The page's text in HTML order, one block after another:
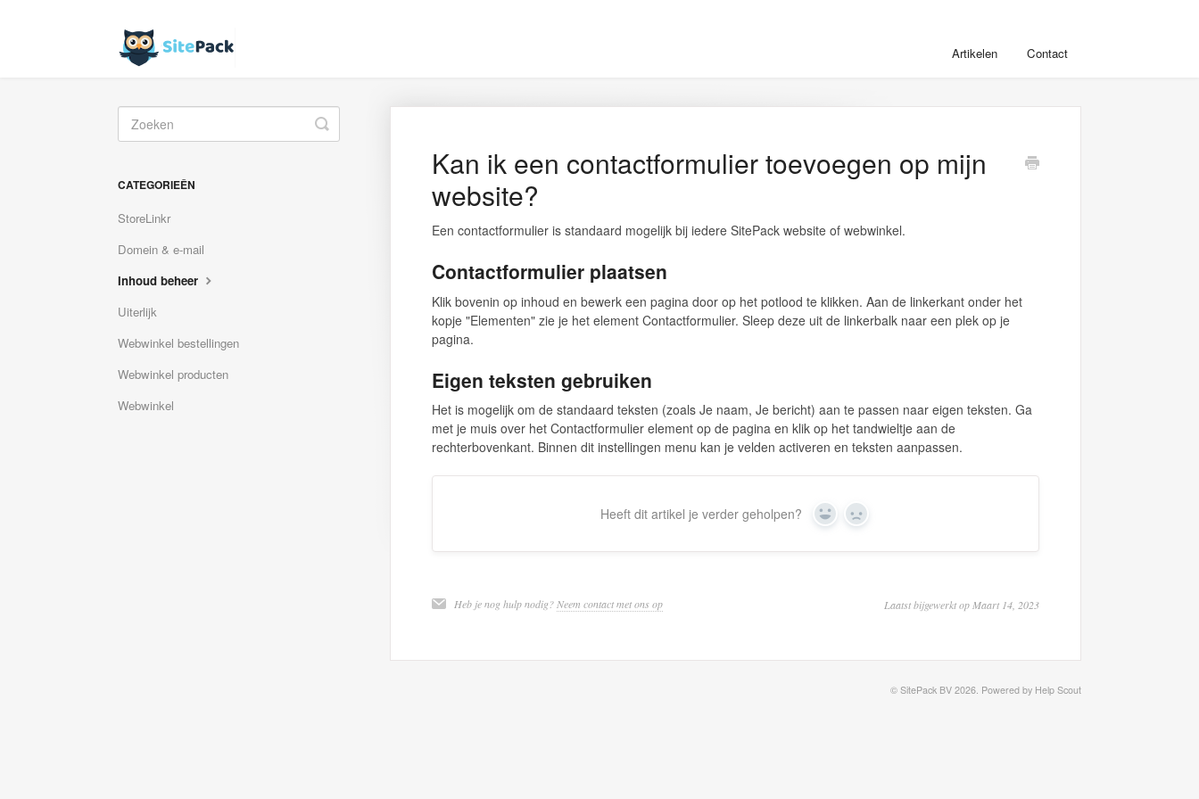
Artikelen Contact
Kan ik een contactformulier toevoegen op mijn
website?
Een contactformulier is standaard mogelijk bij iedere SitePack website of webwinkel.
Contactformulier plaatsen
Klik bovenin op inhoud en bewerk een pagina door op het potlood te klikken. Aan de linkerkant onder het
kopje "Elementen" zie je het element Contactformulier. Sleep deze uit de linkerbalk naar een plek op je
pagina.
Eigen teksten gebruiken
Het is mogelijk om de standaard teksten (zoals Je naam, Je bericht) aan te passen naar eigen teksten. Ga
met je muis over het Contactformulier element op de pagina en klik op het tandwieltje aan de
rechterbovenkant. Binnen dit instellingen menu kan je velden activeren en teksten aanpassen.
Heeft dit artikel je verder geholpen? Yes No
Heb je nog hulp nodig?Neem contact met ons op Laatst bijgewerkt op Maart 14, 2023
Toggle
Search
CATEGORIEÊN
StoreLinkr
Domein & e-mail
Inhoud beheer
Uiterlijk
Webwinkel bestellingen
Webwinkel producten
Webwinkel
© SitePack BV 2026. Powered by Help Scout